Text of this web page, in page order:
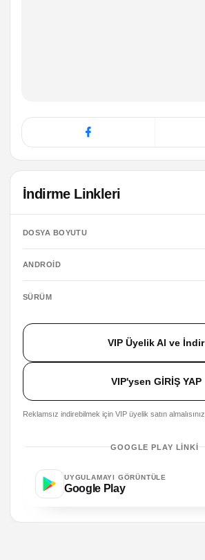
İndirme Linkleri
DOSYA BOYUTU
ANDROID
SÜRÜM
VIP Üyelik Al ve İndir
VIP'ysen GİRİŞ YAP
Reklamsız indirebilmek için VIP üyelik satın almalısınız.
GOOGLE PLAY LINKI
UYGULAMAYI GÖRÜNTÜLE
Google Play